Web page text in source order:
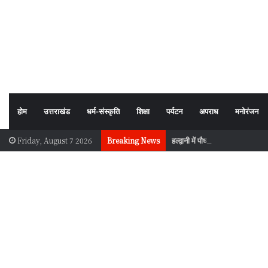
होम उत्तराखंड धर्म-संस्कृति शिक्षा पर्यटन अपराध मनोरंजन
Friday, August 7 2026 Breaking News हल्द्वानी में पौधारोपण अभियान,